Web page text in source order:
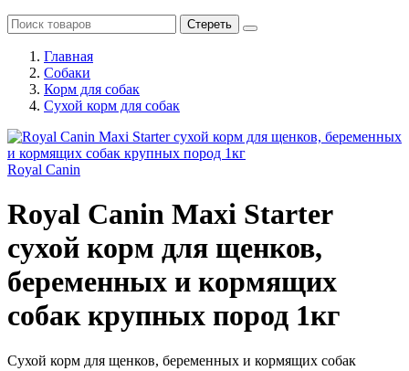
Стереть
Главная
Cобаки
Корм для собак
Сухой корм для собак
Royal Canin
Royal Canin Maxi Starter
сухой корм для щенков,
беременных и кормящих
собак крупных пород 1кг
Сухой корм для щенков, беременных и кормящих собак